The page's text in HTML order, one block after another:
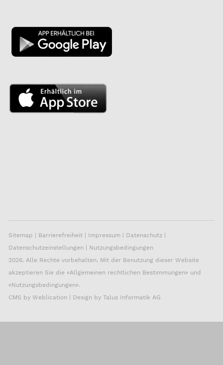
Sitemap Barrierefreiheit Impressum Datenschutz
Datenschutzeinstellungen
Nutzungsbedingungen
2026. Alle Rechte vorbehalten. Mit der Benutzung dieser Website
akzeptieren Sie die «Allgemeinen rechtlichen Bestimmungen» und
«Nutzungsbedingungen».
CMS by Weblication | Design by Talus Informatik AG